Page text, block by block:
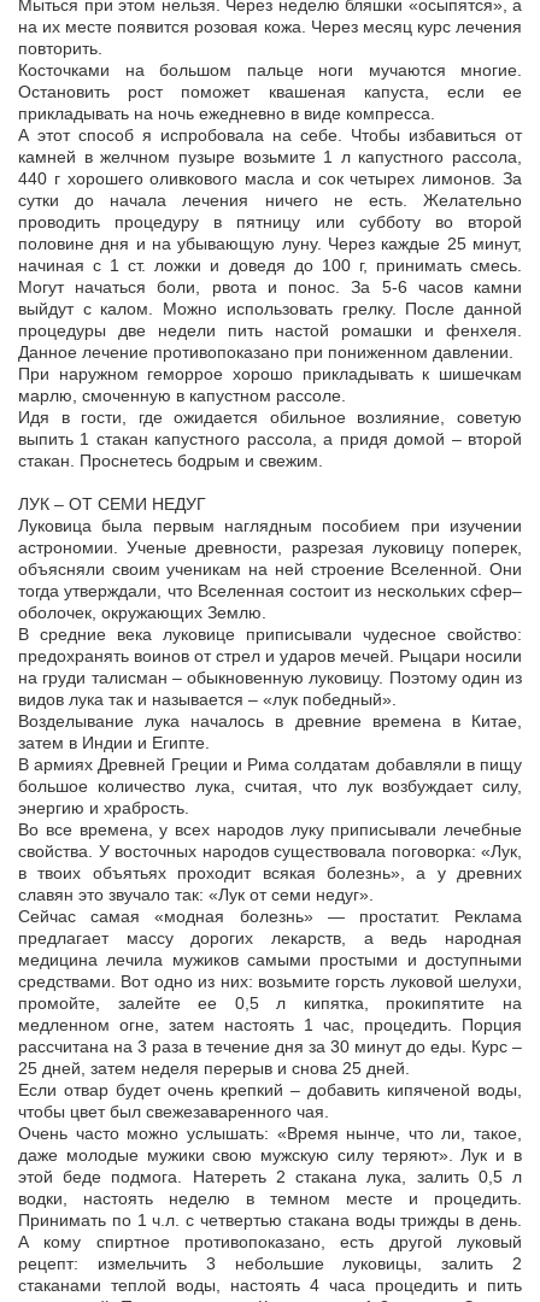
Мыться при этом нельзя. Через неделю бляшки «осыпятся», а
на их месте появится розовая кожа. Через месяц курс лечения
повторить.
Косточками на большом пальце ноги мучаются многие.
Остановить рост поможет квашеная капуста, если ее
прикладывать на ночь ежедневно в виде компресса.
А этот способ я испробовала на себе. Чтобы избавиться от
камней в желчном пузыре возьмите 1 л капустного рассола,
440 г хорошего оливкового масла и сок четырех лимонов. За
сутки до начала лечения ничего не есть. Желательно
проводить процедуру в пятницу или субботу во второй
половине дня и на убывающую луну. Через каждые 25 минут,
начиная с 1 ст. ложки и доведя до 100 г, принимать смесь.
Могут начаться боли, рвота и понос. За 5-6 часов камни
выйдут с калом. Можно использовать грелку. После данной
процедуры две недели пить настой ромашки и фенхеля.
Данное лечение противопоказано при пониженном давлении.
При наружном геморрое хорошо прикладывать к шишечкам
марлю, смоченную в капустном рассоле.
Идя в гости, где ожидается обильное возлияние, советую
выпить 1 стакан капустного рассола, а придя домой – второй
стакан. Проснетесь бодрым и свежим.
ЛУК – ОТ СЕМИ НЕДУГ
Луковица была первым наглядным пособием при изучении
астрономии. Ученые древности, разрезая луковицу поперек,
объясняли своим ученикам на ней строение Вселенной. Они
тогда утверждали, что Вселенная состоит из нескольких сфер–
оболочек, окружающих Землю.
В средние века луковице приписывали чудесное свойство:
предохранять воинов от стрел и ударов мечей. Рыцари носили
на груди талисман – обыкновенную луковицу. Поэтому один из
видов лука так и называется – «лук победный».
Возделывание лука началось в древние времена в Китае,
затем в Индии и Египте.
В армиях Древней Греции и Рима солдатам добавляли в пищу
большое количество лука, считая, что лук возбуждает силу,
энергию и храбрость.
Во все времена, у всех народов луку приписывали лечебные
свойства. У восточных народов существовала поговорка: «Лук,
в твоих объятьях проходит всякая болезнь», а у древних
славян это звучало так: «Лук от семи недуг».
Сейчас самая «модная болезнь» — простатит. Реклама
предлагает массу дорогих лекарств, а ведь народная
медицина лечила мужиков самыми простыми и доступными
средствами. Вот одно из них: возьмите горсть луковой шелухи,
промойте, залейте ее 0,5 л кипятка, прокипятите на
медленном огне, затем настоять 1 час, процедить. Порция
рассчитана на 3 раза в течение дня за 30 минут до еды. Курс –
25 дней, затем неделя перерыв и снова 25 дней.
Если отвар будет очень крепкий – добавить кипяченой воды,
чтобы цвет был свежезаваренного чая.
Очень часто можно услышать: «Время нынче, что ли, такое,
даже молодые мужики свою мужскую силу теряют». Лук и в
этой беде подмога. Натереть 2 стакана лука, залить 0,5 л
водки, настоять неделю в темном месте и процедить.
Принимать по 1 ч.л. с четвертью стакана воды трижды в день.
А кому спиртное противопоказано, есть другой луковый
рецепт: измельчить 3 небольшие луковицы, залить 2
стаканами теплой воды, настоять 4 часа процедить и пить